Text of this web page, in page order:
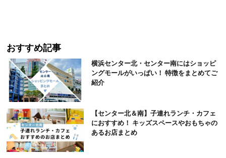
おすすめ記事
横浜センター北・センター南にはショッピ
ングモールがいっぱい！ 特徴をまとめてご
紹介
【センター北＆南】子連れランチ・カフェ
におすすめ！ キッズスペースやおもちゃの
あるお店まとめ